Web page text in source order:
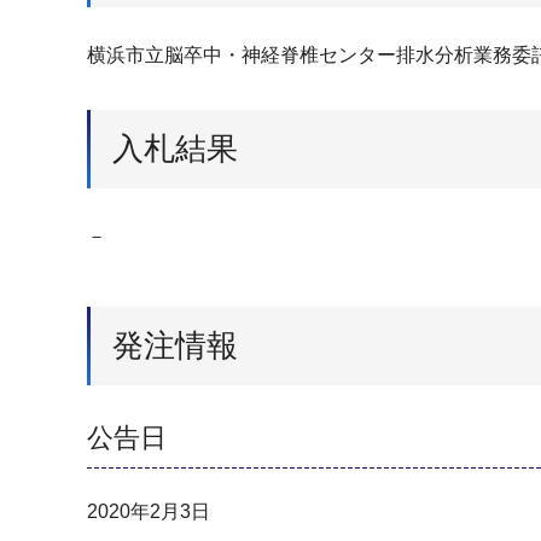
横浜市立脳卒中・神経脊椎センター排水分析業務委
入札結果
－
発注情報
公告日
2020年2月3日